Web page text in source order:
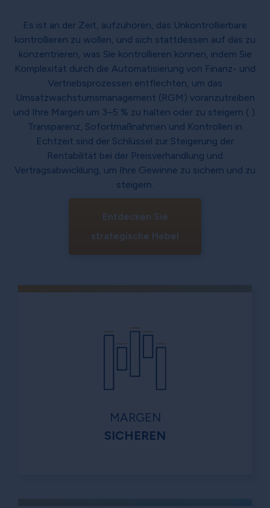
Es ist an der Zeit, aufzuhören, das Unkontrollierbare
kontrollieren zu wollen, und sich stattdessen auf das zu
konzentrieren, was Sie kontrollieren können, indem Sie
Komplexität durch die Automatisierung von Finanz- und
Vertriebsprozessen entflechten, um das
Umsatzwachstumsmanagement (RGM) voranzutreiben
und Ihre Margen um 3–5 % zu halten oder zu steigern ( ).
Transparenz, Sofortmaßnahmen und Kontrollen in
Echtzeit sind der Schlüssel zur Steigerung der
Rentabilität bei der Preisverhandlung und
Vertragsabwicklung, um Ihre Gewinne zu sichern und zu
steigern.
Entdecken Sie
strategische Hebel
MARGEN
SICHEREN